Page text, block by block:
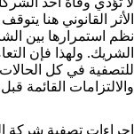
الأثر القانوني هنا
نظم استمرارها بين
الشريك. ولهذا فإن
للتصفية في كل
والالتزامات القائمة
إجراءات تصفية شركة